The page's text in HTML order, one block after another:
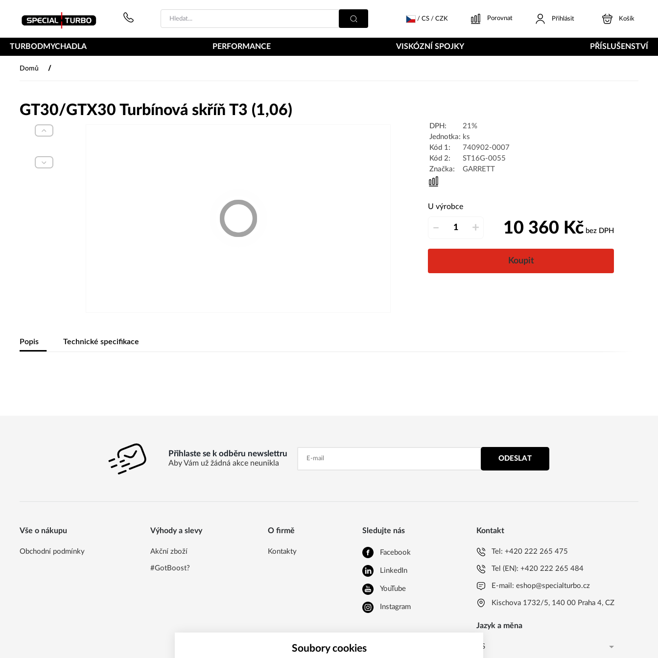
/ CS / CZK Porovnat Přihlásit Košík
TURBODMYCHADLA PERFORMANCE VISKÓZNÍ SPOJKY PŘÍSLUŠENSTVÍ
Domů /
GT30/GTX30 Turbínová skříň T3 (1,06)
DPH:
21%
Jednotka: ks
Kód 1:
740902-0007
Kód 2:
ST16G-0055
Značka:
GARRETT
U výrobce
– + 10 360 Kč bez DPH
Koupit
Popis Technické specifikace
Přihlaste se k odběru newslettru
Aby Vám už žádná akce neunikla
ODESLAT
Vše o nákupu
Obchodní podmínky
Výhody a slevy
Akční zboží
#GotBoost?
O firmě
Kontakty
Sledujte nás
Facebook
LinkedIn
YouTube
Instagram
Kontakt
Tel:+420 222 265 475
Tel (EN):+420 222 265 484
E-mail:eshop@specialturbo.cz
Kischova 1732/5, 140 00 Praha 4, CZ
Jazyk a měna
CS
Soubory cookies